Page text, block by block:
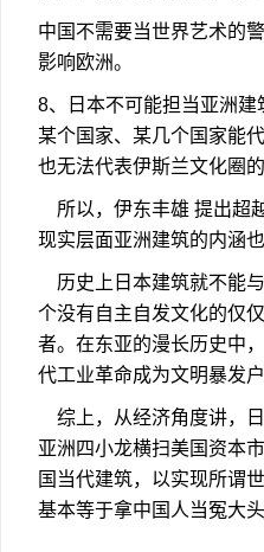
中国不需要当世界艺术的
影响欧洲。
8、日本不可能担当亚洲
某个国家、某几个国家能
也无法代表伊斯兰文化圈
所以，伊东丰雄 提出超
现实层面亚洲建筑的内涵
历史上日本建筑就不能
个没有自主自发文化的仅
者。在东亚的漫长历史中
代工业革命成为文明暴发
综上，从经济角度讲，
亚洲四小龙横扫美国资本
国当代建筑，以实现所谓
基本等于拿中国人当冤大